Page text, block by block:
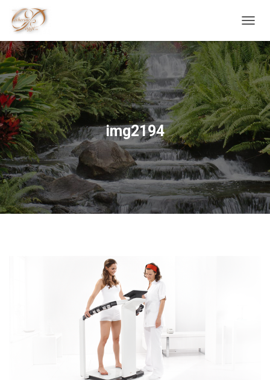
U
V
R
I
R
/
F
E
R
M
L
A
N
A
img2194